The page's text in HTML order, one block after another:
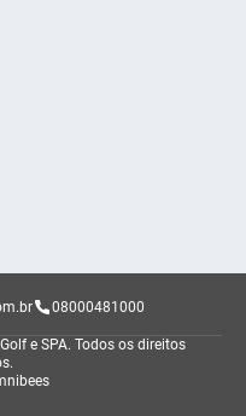
08000481000
e SPA. Todos os direitos